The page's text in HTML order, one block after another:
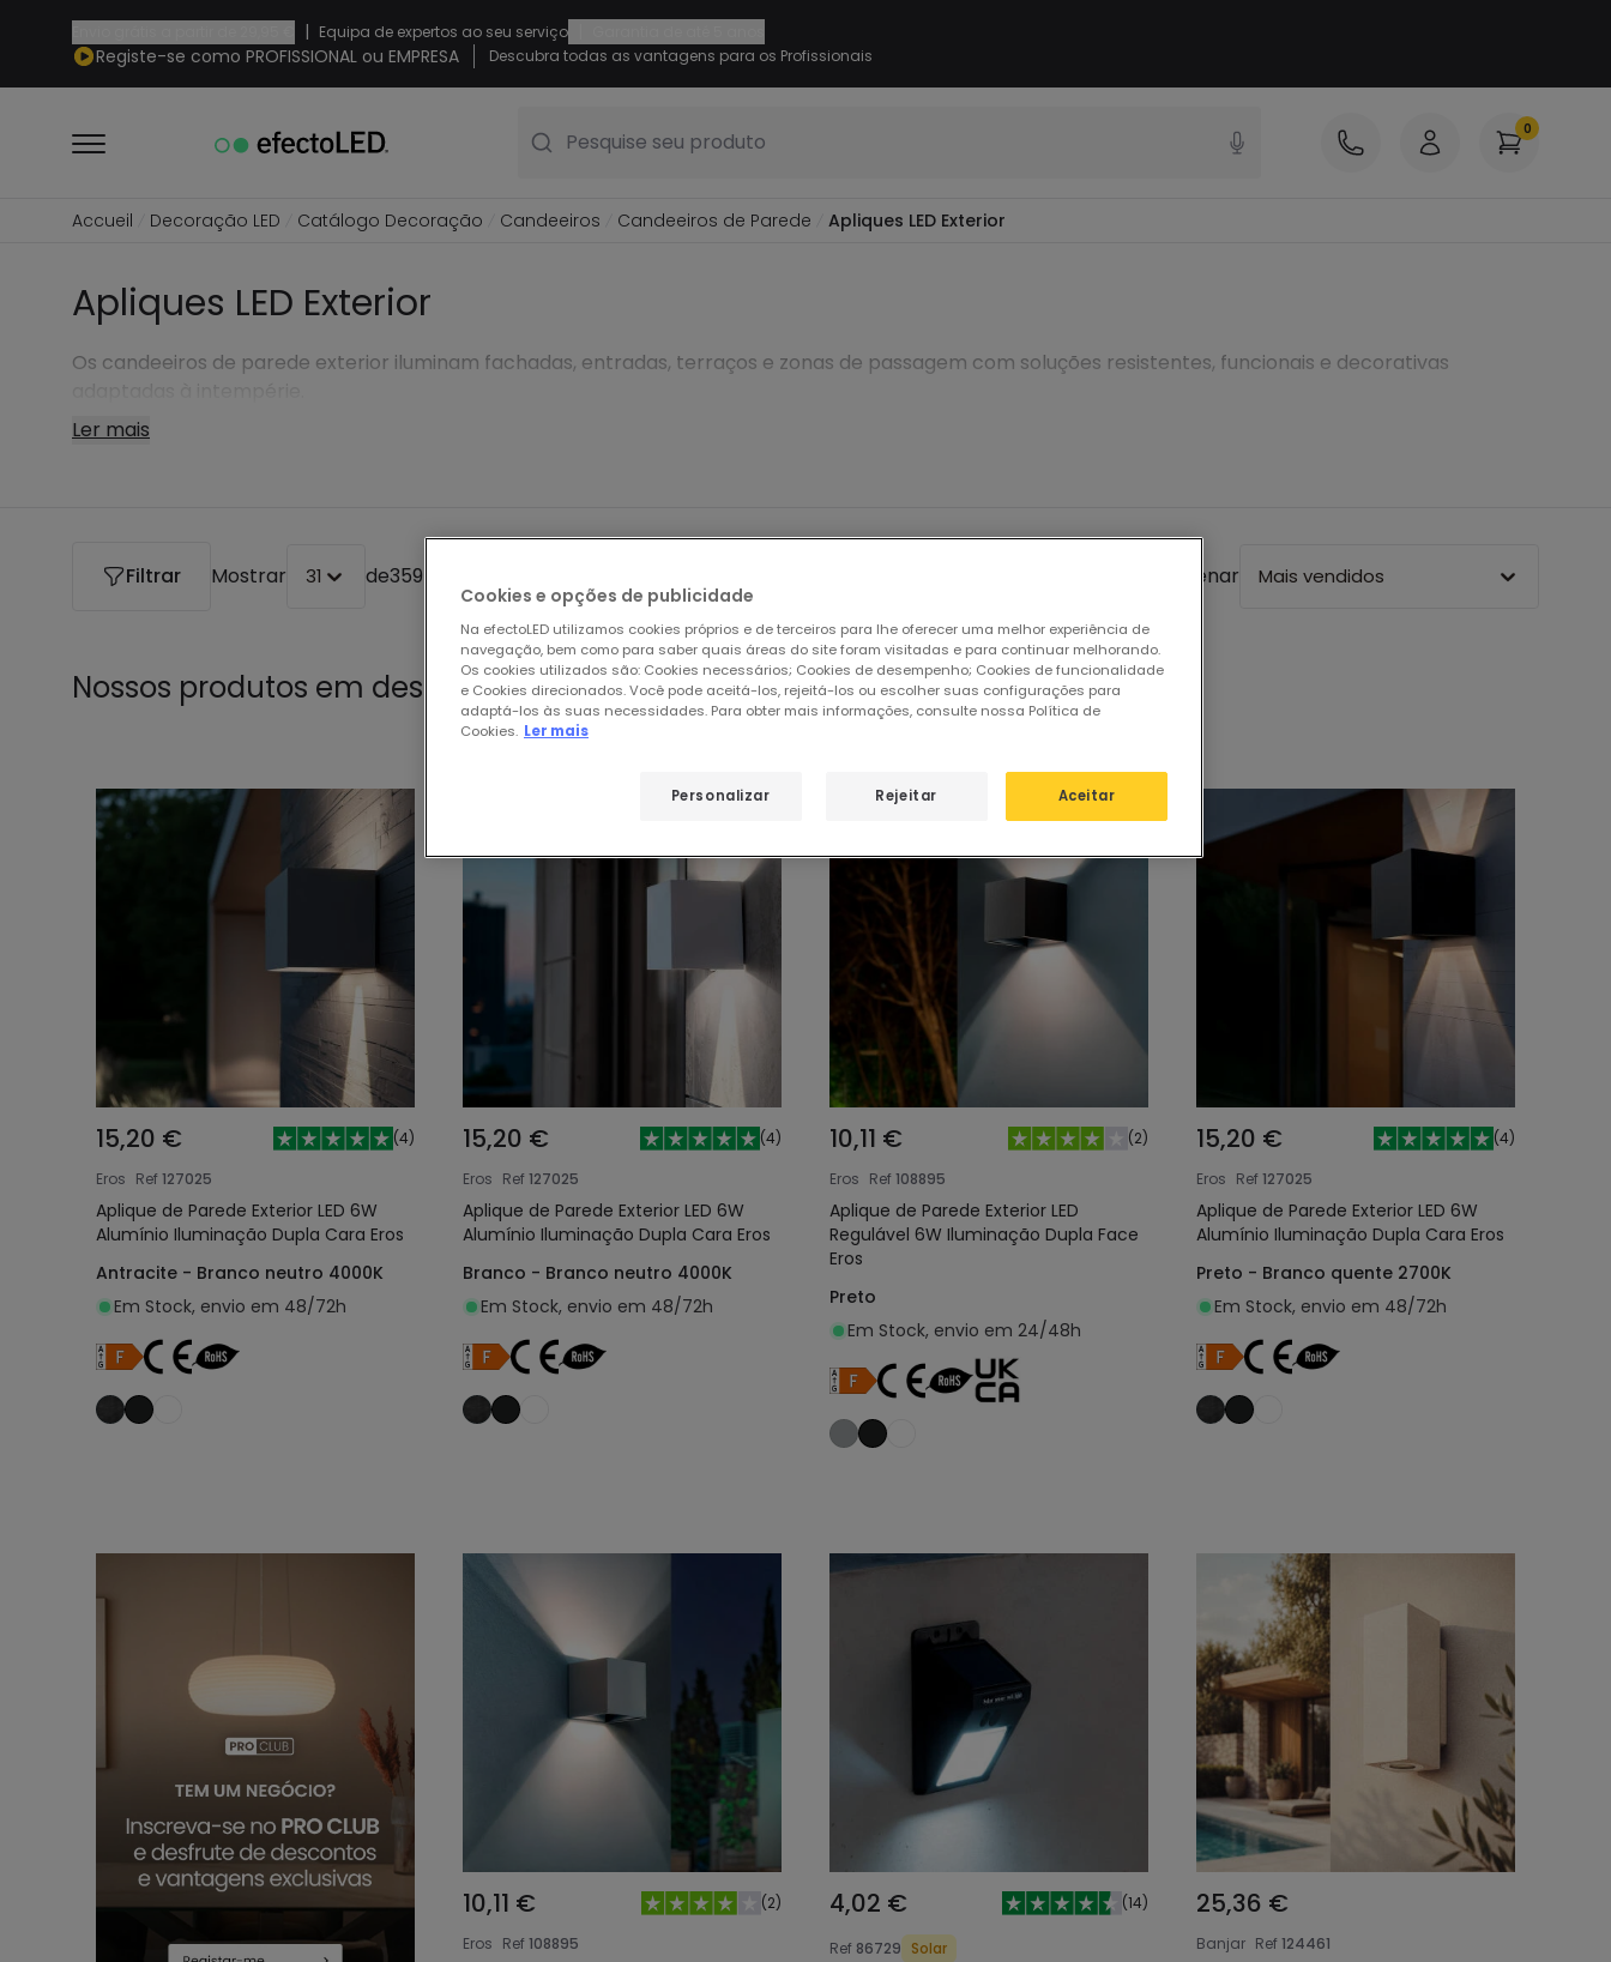
| Equipa de expertos ao seu serviço
Registe-se como PROFISSIONAL ou EMPRESA Descubra todas as vantagens para os Profissionais
Pesquise seu produto 0
Accueil Decoração LED Catálogo Decoração Candeeiros Candeeiros de Parede Apliques LED Exterior
Apliques LED Exterior
Os candeeiros de parede exterior iluminam fachadas, entradas, terraços e zonas de passagem com soluções resistentes, funcionais e decorativas
Ler mais
Filtrar Mostrar 31 de359 produtos Ordenar Mais vendidos
Nossos produtos em destaque deApliques LED Exterior
15,20 € (4)
Eros Ref127025
Aplique de Parede Exterior LED 6W
Alumínio Iluminação Dupla Cara Eros
Antracite - Branco neutro 4000K
Em Stock, envio em 48/72h
15,20 € (4)
Eros Ref127025
Aplique de Parede Exterior LED 6W
Alumínio Iluminação Dupla Cara Eros
Branco - Branco neutro 4000K
Em Stock, envio em 48/72h
10,11 € (2)
Eros Ref108895
Aplique de Parede Exterior LED
Regulável 6W Iluminação Dupla Face
Eros
Preto
Em Stock, envio em 24/48h
15,20 € (4)
Eros Ref127025
Aplique de Parede Exterior LED 6W
Alumínio Iluminação Dupla Cara Eros
Preto - Branco quente 2700K
Em Stock, envio em 48/72h
10,11 € (2)
Eros Ref108895
4,02 € (14)
Ref 86729 Solar
25,36 €
Banjar Ref124461
Cookies e opções de publicidade
Na efectoLED utilizamos cookies próprios e de terceiros para lhe oferecer uma melhor experiência de
navegação, bem como para saber quais áreas do site foram visitadas e para continuar melhorando.
Os cookies utilizados são: Cookies necessários; Cookies de desempenho; Cookies de funcionalidade
e Cookies direcionados. Você pode aceitá-los, rejeitá-los ou escolher suas configurações para
adaptá-los às suas necessidades. Para obter mais informações, consulte nossa Política de
Cookies. Ler mais
Rejeitar Aceitar
Personalizar